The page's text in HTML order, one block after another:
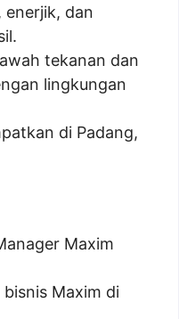
enerjik, dan
tekanan dan
lingkungan
di Padang,
Maxim
Maxim di